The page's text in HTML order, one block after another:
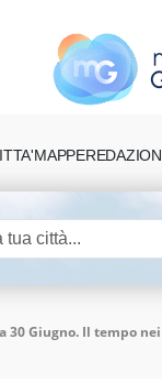
MAPPE
30 Giugno. Il tempo